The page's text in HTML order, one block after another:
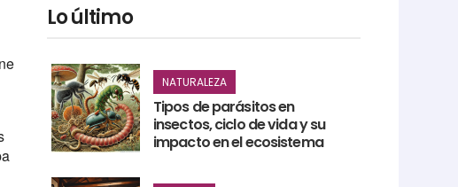
Lo último
NATURALEZA
Tipos de parásitos en
insectos, ciclo de vida y su
impacto en el ecosistema